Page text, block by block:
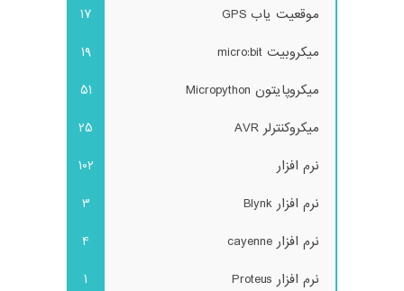
موقعیت یاب GPS
17
میکروبیت micro:bit
19
میکروپایتون Micropython
51
میکروکنترلر AVR
25
نرم افزار
102
نرم افزار Blynk
3
نرم افزار cayenne
4
نرم افزار Proteus
1